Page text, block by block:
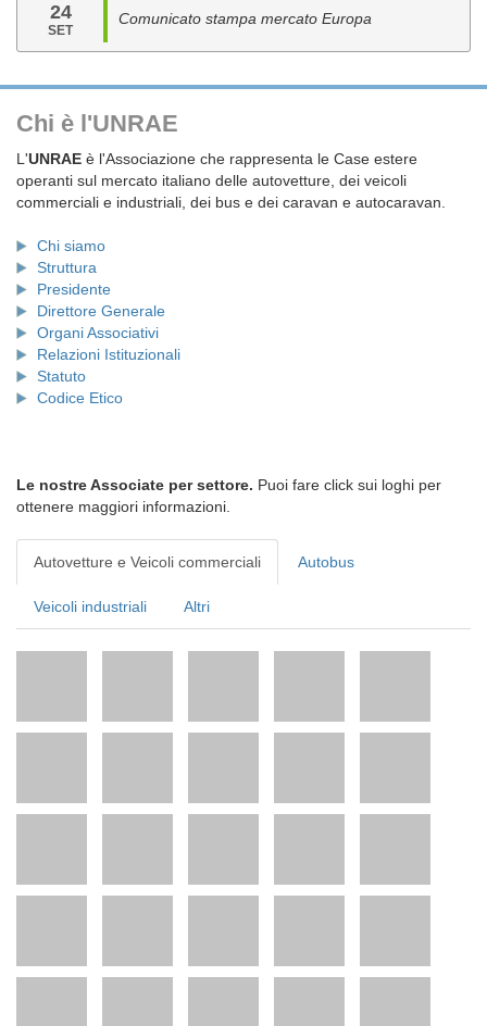
24
SET
Comunicato stampa mercato Europa
Chi è l'UNRAE
L'UNRAE è l'Associazione che rappresenta le Case estere
operanti sul mercato italiano delle autovetture, dei veicoli
commerciali e industriali, dei bus e dei caravan e autocaravan.
Chi siamo
Struttura
Presidente
Direttore Generale
Organi Associativi
Relazioni Istituzionali
Statuto
Codice Etico
Le nostre Associate per settore. Puoi fare click sui loghi per
ottenere maggiori informazioni.
Autovetture e Veicoli commerciali Autobus
Veicoli industriali Altri